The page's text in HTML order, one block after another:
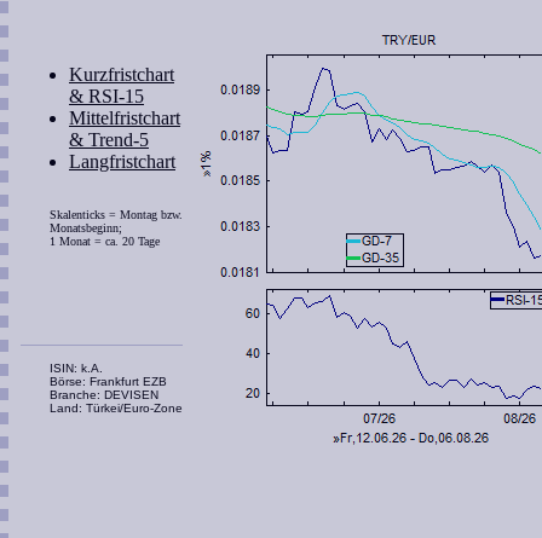
Kurzfristchart
& RSI-15
Mittelfristchart
& Trend-5
Langfristchart
Skalenticks = Montag bzw.
Monatsbeginn;
1 Monat = ca. 20 Tage
ISIN: k.A.
Börse: Frankfurt EZB
Branche: DEVISEN
Land: Türkei/Euro-Zone